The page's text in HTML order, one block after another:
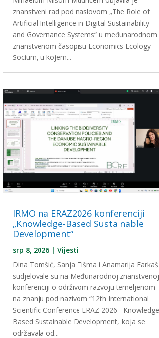
znanstveni rad pod naslovom „The Role of
Artificial Intelligence in Digital Sustainability
and Governance Systems“ u međunarodnom
znanstvenom časopisu Economics Ecology
Socium, u kojem...
IRMO na ERAZ2026 konferenciji
„Knowledge-Based Sustainable
Development“
srp 8, 2026| Vijesti
Dina Tomšić, Sanja Tišma i Anamarija Farkaš
sudjelovale su na Međunarodnoj znanstvenoj
konferenciji o održivom razvoju temeljenom
na znanju pod nazivom “12th International
Scientific Conference ERAZ 2026 - Knowledge
Based Sustainable Development„ koja se
održavala od...